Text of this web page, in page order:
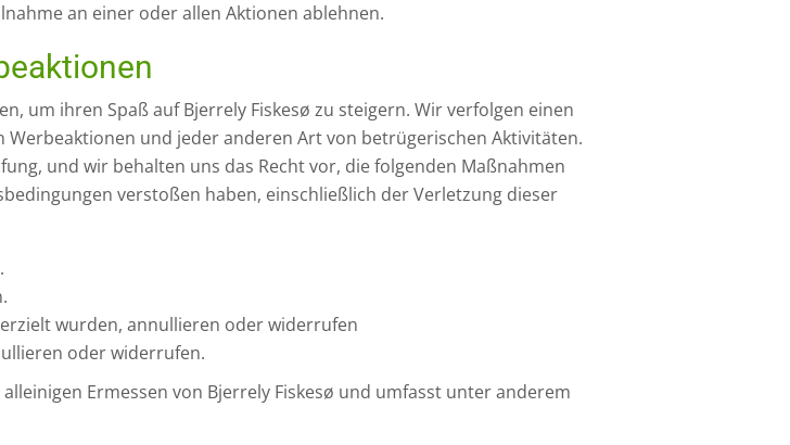
an einer oder allen Aktionen ablehnen.
um ihren Spaß auf Bjerrely Fiskesø zu steigern. Wir verfolgen einen
und jeder anderen Art von betrügerischen Aktivitäten.
und wir behalten uns das Recht vor, die folgenden Maßnahmen
verstoßen haben, einschließlich der Verletzung dieser
wurden, annullieren oder widerrufen
oder widerrufen.
Ermessen von Bjerrely Fiskesø und umfasst unter anderem